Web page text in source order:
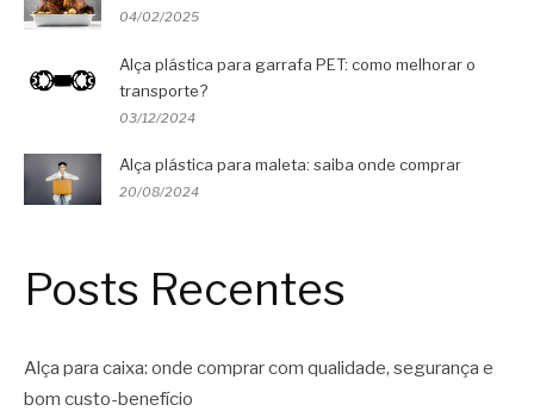
04/02/2025
Alça plástica para garrafa PET: como melhorar o
transporte?
03/12/2024
Alça plástica para maleta: saiba onde comprar
20/08/2024
Posts Recentes
Alça para caixa: onde comprar com qualidade, segurança e
bom custo-benefício